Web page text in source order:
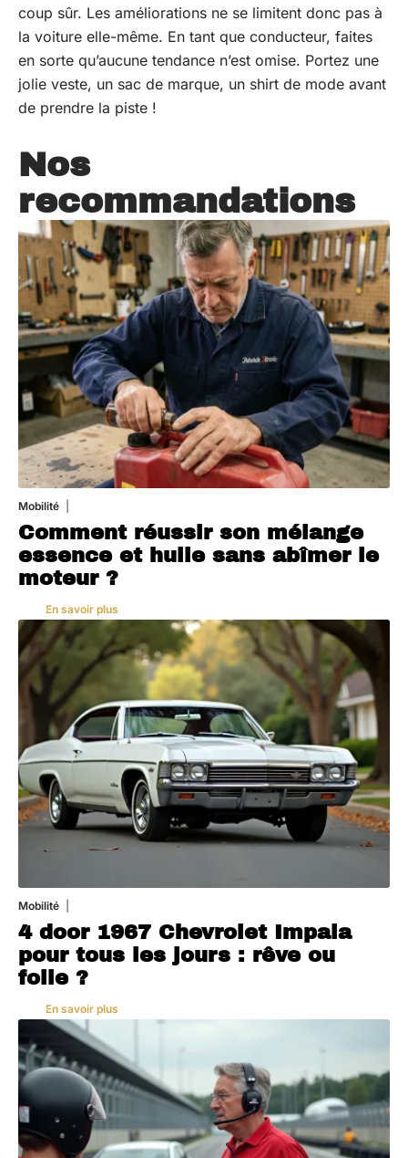
coup sûr. Les améliorations ne se limitent donc pas à
la voiture elle-même. En tant que conducteur, faites
en sorte qu’aucune tendance n’est omise. Portez une
jolie veste, un sac de marque, un shirt de mode avant
de prendre la piste !
Nos
recommandations
Mobilité
Comment réussir son mélange
essence et huile sans abîmer le
moteur ?
En savoir plus
Mobilité
4 door 1967 Chevrolet Impala
pour tous les jours : rêve ou
folie ?
En savoir plus